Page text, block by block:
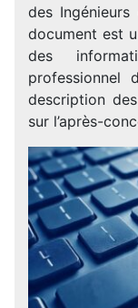
des
document est
des
professionnel
description
sur l’après-